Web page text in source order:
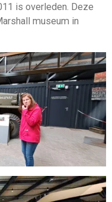
is overleden. Deze
museum in